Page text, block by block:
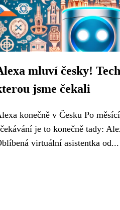
mluví česky!
jsme čekali
konečně v Česku Po
je to konečně tady:
virtuální asistentka od...